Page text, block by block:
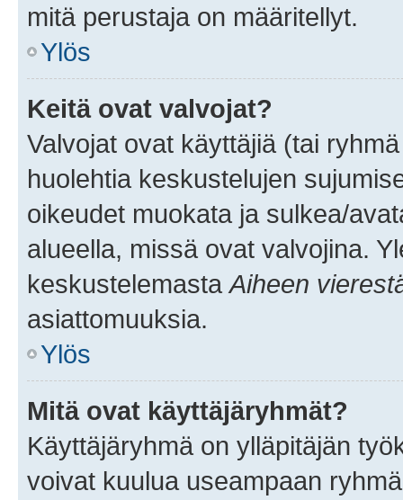
mitä perustaja on määritellyt.
Ylös
Keitä ovat valvojat?
Valvojat ovat käyttäjiä (tai
huolehtia keskustelujen
oikeudet muokata ja sulkea/
alueella, missä ovat valvojina.
keskustelemasta Aiheen
asiattomuuksia.
Ylös
Mitä ovat käyttäjäryhmät?
Käyttäjäryhmä on ylläpitäjän
voivat kuulua useampaan